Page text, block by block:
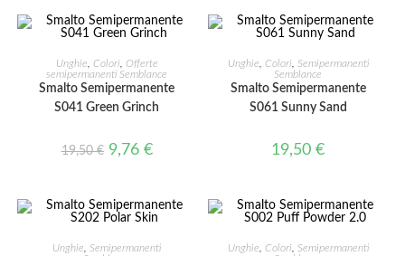
IN OFFERTA!
AGGIUNGI AL CARRELLO
Unghie Colori Offerte
semipermanenti Semblance
Smalto Semipermanente
S041 Green Grinch
19,50€ 9,76 €
AGGIUNGI AL CARRELLO
Unghie Colori
Semipermanenti
Semblance
Smalto Semipermanente
S061 Sunny Sand
19,50€
AGGIUNGI AL CARRELLO
Unghie
Semipermanenti
AGGIUNGI AL CARRELLO
Unghie Colori
Semipermanenti